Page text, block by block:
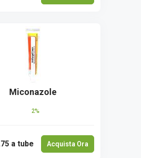
Miconazole
2%
a tube Acquista Ora